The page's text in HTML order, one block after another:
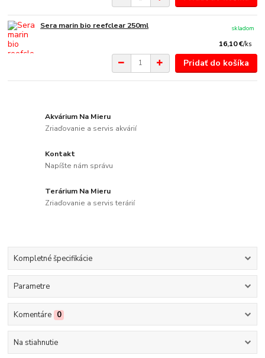
Sera marin bio reefclear 250ml
16,10 €/ks
skladom
Pridať do košíka
Akvárium Na Mieru
Zriaďovanie a servis akvárií
Kontakt
Napíšte nám správu
Terárium Na Mieru
Zriaďovanie a servis terárií
Kompletné špecifikácie
Parametre
Komentáre 0
Na stiahnutie